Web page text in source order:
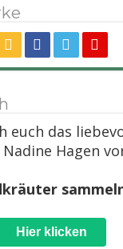
euch das
Hagen
Hier klicken